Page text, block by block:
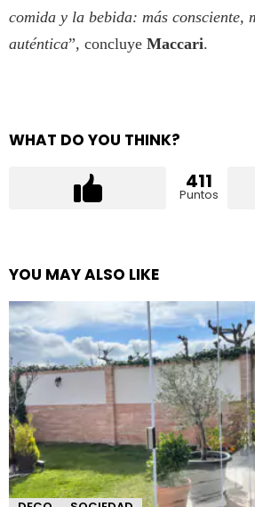
comida y la bebida: más consciente,
auténtica”, concluye Maccari.
WHAT DO YOU THINK?
411
Puntos
YOU MAY ALSO LIKE